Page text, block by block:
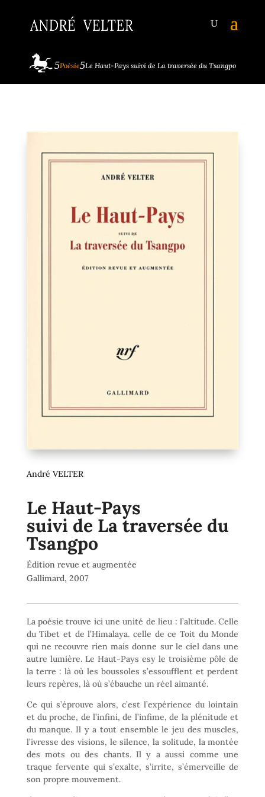
Poésie Le Haut-Pays suivi de La traversée du Tsangpo
André VELTER
Le Haut-Pays
suivi de La traversée du
Tsangpo
Édition revue et augmentée
Gallimard, 2007
La poésie trouve ici une unité de lieu : l’altitude. Celle
du Tibet et de l’Himalaya. celle de ce Toit du Monde
qui ne recouvre rien mais donne sur le ciel dans une
autre lumière. Le Haut-Pays esy le troisième pôle de
la terre : là où les boussoles s’essoufflent et perdent
leurs repères, là où s’ébauche un réel aimanté.
Ce qui s’éprouve alors, c’est l’expérience du lointain
et du proche, de l’infini, de l’infime, de la plénitude et
du manque. Il y a tout ensemble le jeu des muscles,
l’ivresse des visions, le silence, la solitude, la montée
des mots ou des chants. Il y a aussi comme une
traque fervente qui s’exalte, s’irrite, s’émerveille de
son propre mouvement.